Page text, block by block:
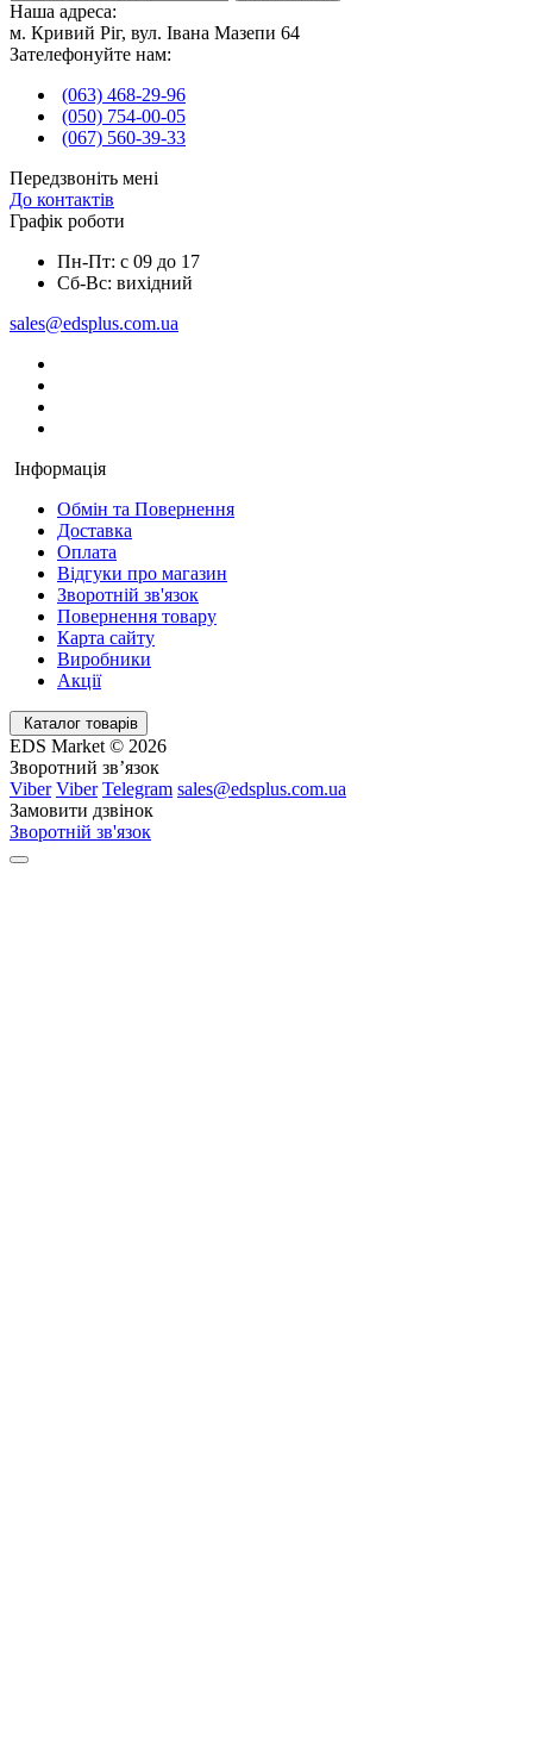
Наша адреса:
м. Кривий Ріг, вул. Івана Мазепи 64
Зателефонуйте нам:
(063) 468-29-96
(050) 754-00-05
(067) 560-39-33
Передзвоніть мені
До контактів
Графік роботи
Пн-Пт: с 09 до 17
Сб-Вс: вихідний
sales@edsplus.com.ua
Інформація
Обмін та Повернення
Доставка
Оплата
Відгуки про магазин
Зворотній зв'язок
Повернення товару
Карта сайту
Виробники
Акції
Каталог товарів
EDS Market © 2026
Зворотний зв’язок
Viber Viber Telegram sales@edsplus.com.ua
Замовити дзвінок
Зворотній зв'язок